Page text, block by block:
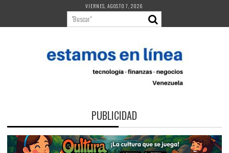
contenido
VIERNES, AGOSTO 7, 2026
PUBLICIDAD